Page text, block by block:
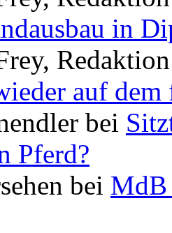
in
auf dem
bei
Pferd?
bei MdB